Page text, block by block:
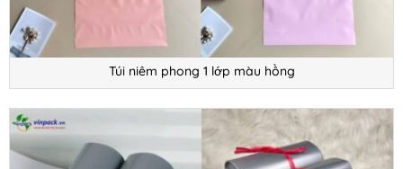
Túi niêm phong 1 lớp màu hồng